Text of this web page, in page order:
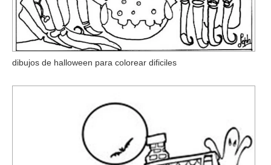
dibujos de halloween para colorear dificiles